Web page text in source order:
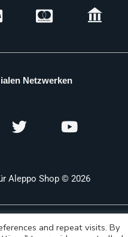
Netzwerken
Aleppo Shop © 2026
and repeat visits. By